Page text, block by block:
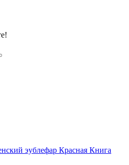
эублефар Красная Книга